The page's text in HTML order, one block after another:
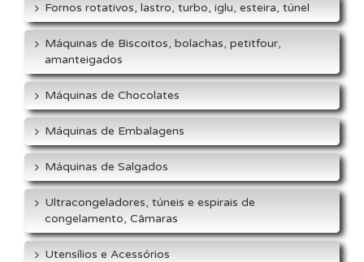
Fornos rotativos, lastro, turbo, iglu, esteira, túnel
Máquinas de Biscoitos, bolachas, petitfour,
amanteigados
Máquinas de Chocolates
Máquinas de Embalagens
Máquinas de Salgados
Ultracongeladores, túneis e espirais de
congelamento, Câmaras
Utensílios e Acessórios